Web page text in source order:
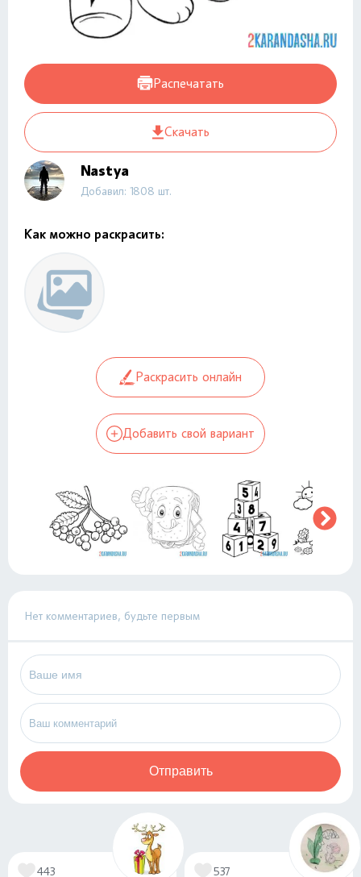
Распечатать
Скачать
Nastya
Добавил: 1808 шт.
Как можно раскрасить:
Раскрасить онлайн
Добавить свой вариант
Нет комментариев, будьте первым
Отправить
443 537